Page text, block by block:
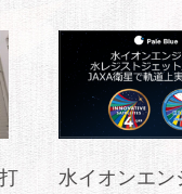
水イオンエン